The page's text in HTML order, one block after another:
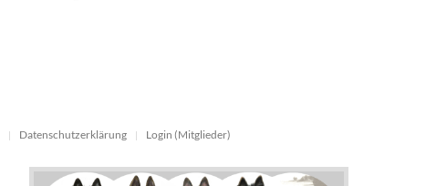
Datenschutzerklärung Login (Mitglieder)